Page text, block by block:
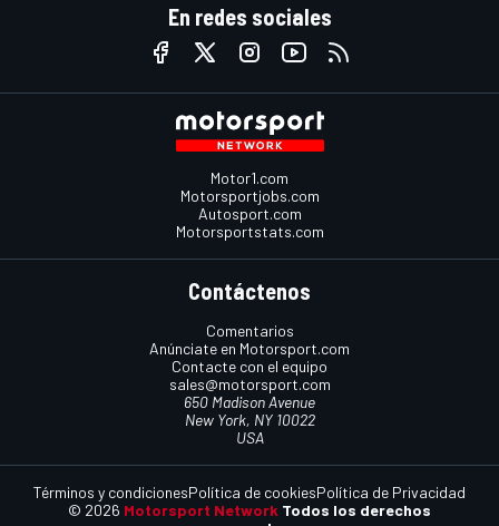
En redes sociales
Motor1.com
Motorsportjobs.com
Autosport.com
Motorsportstats.com
Contáctenos
Comentarios
Anúnciate en Motorsport.com
Contacte con el equipo
sales@motorsport.com
650 Madison Avenue
New York, NY 10022
USA
© 2026 Motorsport Network Todos los derechos
Términos y condicionesPolítica de cookiesPolítica de Privacidad